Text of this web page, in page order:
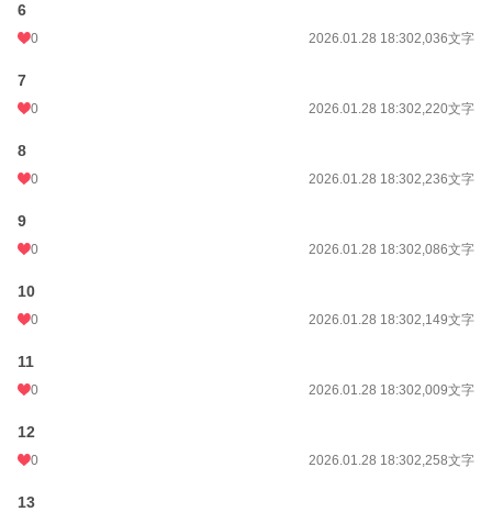
6
0 2026.01.28 18:302,036文字
7
0 2026.01.28 18:302,220文字
8
0 2026.01.28 18:302,236文字
9
0 2026.01.28 18:302,086文字
10
0 2026.01.28 18:302,149文字
11
0 2026.01.28 18:302,009文字
12
0 2026.01.28 18:302,258文字
13